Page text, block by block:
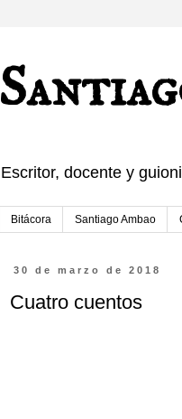
Escritor, docente y
Bitácora Santiago Ambao
30 de marzo de 2018
Cuatro cuentos